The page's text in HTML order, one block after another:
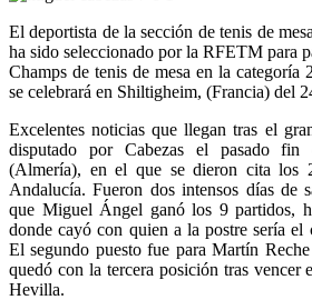
El deportista de la sección de tenis de
ha sido seleccionado por la RFETM para
Champs de tenis de mesa en la categoría
se celebrará en Shiltigheim, (Francia) del
Excelentes noticias que llegan tras el
disputado por Cabezas el pasado fin
(Almería), en el que se dieron cita los
Andalucía. Fueron dos intensos días de
que Miguel Ángel ganó los 9 partidos,
donde cayó con quien a la postre sería
El segundo puesto fue para Martín
quedó con la tercera posición tras vencer
Hevilla.